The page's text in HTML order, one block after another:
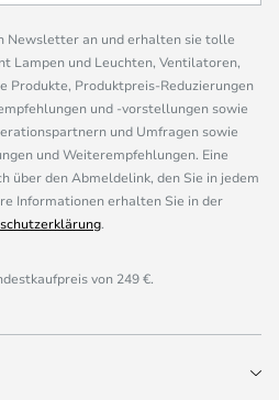
Newsletter an und erhalten sie tolle
Lampen und Leuchten, Ventilatoren,
Produkte, Produktpreis-Reduzierungen
und -vorstellungen sowie
und Umfragen sowie
und Weiterempfehlungen. Eine
über den Abmeldelink, den Sie in jedem
Informationen erhalten Sie in der
.
von 249 €.